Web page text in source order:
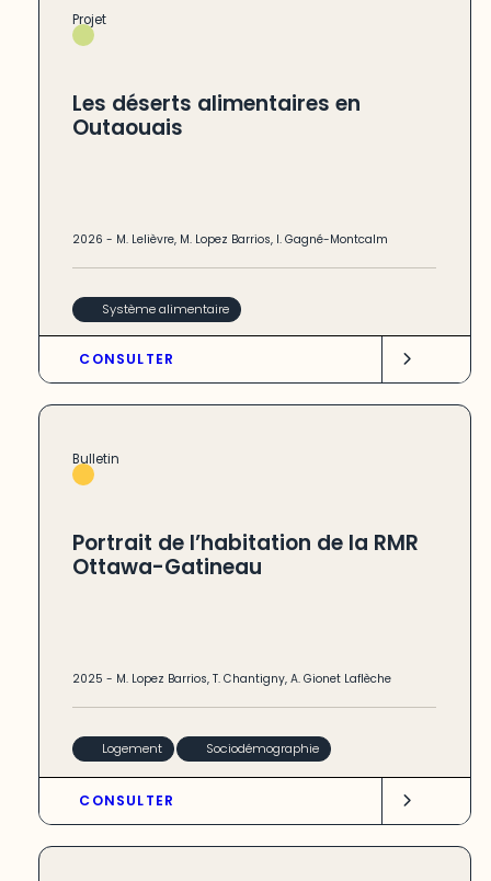
Projet
Les déserts alimentaires en
Outaouais
2026- M. Lelièvre, M. Lopez Barrios, I. Gagné-Montcalm
Système alimentaire
CONSULTER
Bulletin
Portrait de l’habitation de la RMR
Ottawa-Gatineau
2025- M. Lopez Barrios,T. Chantigny,A. Gionet Laflèche
Logement Sociodémographie
CONSULTER